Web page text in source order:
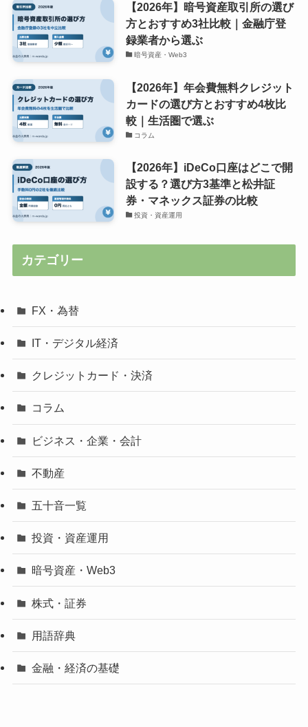
【2026年】暗号資産取引所の選び
方とおすすめ3社比較｜金融庁登
録業者から選ぶ
暗号資産・Web3
【2026年】年会費無料クレジット
カードの選び方とおすすめ4枚比
較｜生活圏で選ぶ
コラム
【2026年】iDeCo口座はどこで開
設する？選び方3基準と松井証
券・マネックス証券の比較
投資・資産運用
カテゴリー
FX・為替
IT・デジタル経済
クレジットカード・決済
コラム
ビジネス・企業・会計
不動産
五十音一覧
投資・資産運用
暗号資産・Web3
株式・証券
用語辞典
金融・経済の基礎